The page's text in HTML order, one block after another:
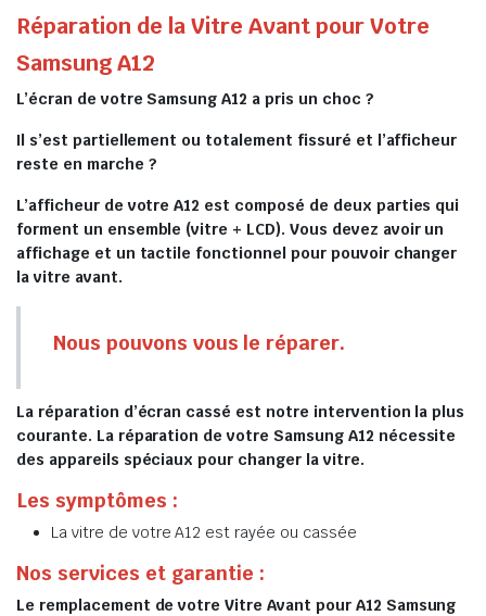
Réparation de la Vitre Avant pour Votre
Samsung A12
L’écran de votre Samsung A12 a pris un choc ?
Il s’est partiellement ou totalement fissuré et l’afficheur
reste en marche ?
L’afficheur de votre A12 est composé de deux parties qui
forment un ensemble (vitre + LCD). Vous devez avoir un
affichage et un tactile fonctionnel pour pouvoir changer
la vitre avant.
Nous pouvons vous le réparer.
La réparation d’écran cassé est notre intervention la plus
courante. La réparation de votre Samsung A12 nécessite
des appareils spéciaux pour changer la vitre.
Les symptômes :
La vitre de votre A12 est rayée ou cassée
Nos services et garantie :
Le remplacement de votre Vitre Avant pour A12 Samsung